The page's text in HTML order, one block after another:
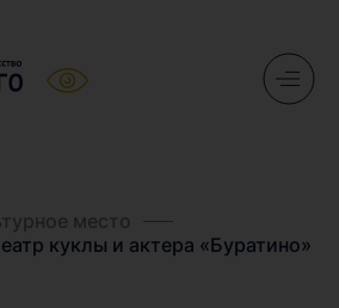
место
куклы и актера «Буратино»